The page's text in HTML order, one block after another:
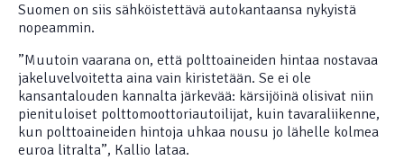
Suomen on siis sähköistettävä autokantaansa nykyistä
nopeammin.
”Muutoin vaarana on, että polttoaineiden hintaa nostavaa
jakeluvelvoitetta aina vain kiristetään. Se ei ole
kansantalouden kannalta järkevää: kärsijöinä olisivat niin
pienituloiset polttomoottoriautoilijat, kuin tavaraliikenne,
kun polttoaineiden hintoja uhkaa nousu jo lähelle kolmea
euroa litralta”, Kallio lataa.